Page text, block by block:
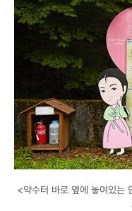
<약수터 바로 옆에 놓여있는